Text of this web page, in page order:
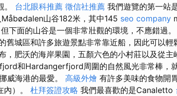
。 台北眼科推薦 徵信社推薦 我們遊覽的第一站
山谷182米，其中145 seo company
下面的山谷是一個非常壯觀的環境，不應錯過。
舊城區和許多旅遊景點非常靠近船，因此可以輕
，肥沃的海岸果園，五顏六色的小村莊以及從主
和Hardangerfjord周圍的自然風光非常棒，
威海港的最愛。 高級外燴 有許多美味的食物開
）。 杜拜簽證攻略 我們最喜歡的是Canaletto